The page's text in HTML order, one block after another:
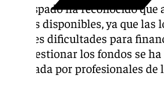
El obispado ha reconocido
ayudas disponibles, ya que
grandes dificultades para
Para gestionar los fondos se
integrada por profesionales